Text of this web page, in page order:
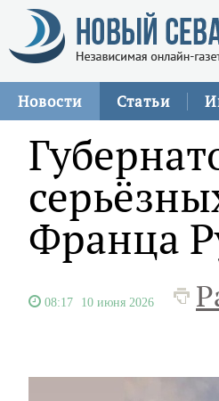
Новости Статьи
Франца
08:17 10 июня 2026